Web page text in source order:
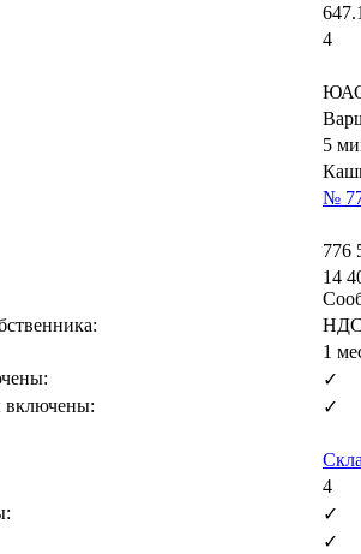
4
5
№
776
14
НДС
1
✓
включены:
✓
4
✓
✓